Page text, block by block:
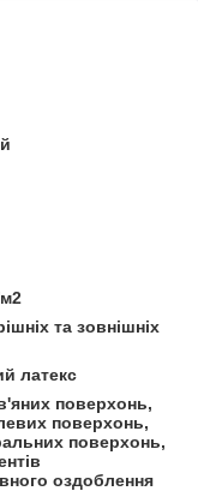
та зовнішніх
латекс
поверхонь,
поверхонь,
поверхонь,
оздоблення